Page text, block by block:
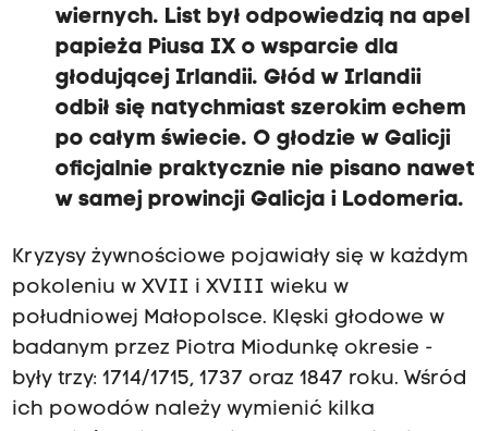
wiernych. List był odpowiedzią na apel
papieża Piusa IX o wsparcie dla
głodującej Irlandii. Głód w Irlandii
odbił się natychmiast szerokim echem
po całym świecie. O głodzie w Galicji
oficjalnie praktycznie nie pisano nawet
w samej prowincji Galicja i Lodomeria.
Kryzysy żywnościowe pojawiały się w każdym
pokoleniu w XVII i XVIII wieku w
południowej Małopolsce. Klęski głodowe w
badanym przez Piotra Miodunkę okresie -
były trzy: 1714/1715, 1737 oraz 1847 roku. Wśród
ich powodów należy wymienić kilka